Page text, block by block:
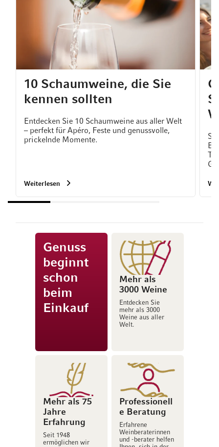
10 Schaumweine, die Sie
kennen sollten
Entdecken Sie 10 Schaumweine aus aller Welt
– perfekt für Apéro, Feste und genussvolle,
prickelnde Momente.
Weiterlesen
So
Genuss
beginnt
schon
beim
Einkauf
Mehr als
3000 Weine
Entdecken Sie
mehr als 3000
Weine aus aller
Welt.
Mehr als 75
Jahre
Erfahrung
Seit 1948
ermöglichen wir
Professionell
e Beratung
Erfahrene
Weinberaterinnen
und -berater helfen